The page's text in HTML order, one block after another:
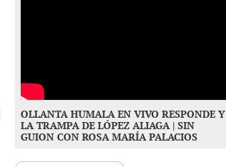
OLLANTA HUMALA EN VIVO RESPONDE Y
LA TRAMPA DE LÓPEZ ALIAGA | SIN
GUION CON ROSA MARÍA PALACIOS